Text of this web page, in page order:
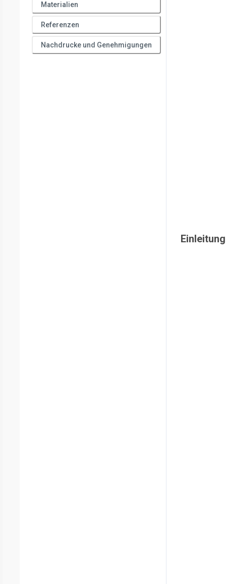
Materialien
Referenzen
Nachdrucke und Genehmigungen
Einleitung